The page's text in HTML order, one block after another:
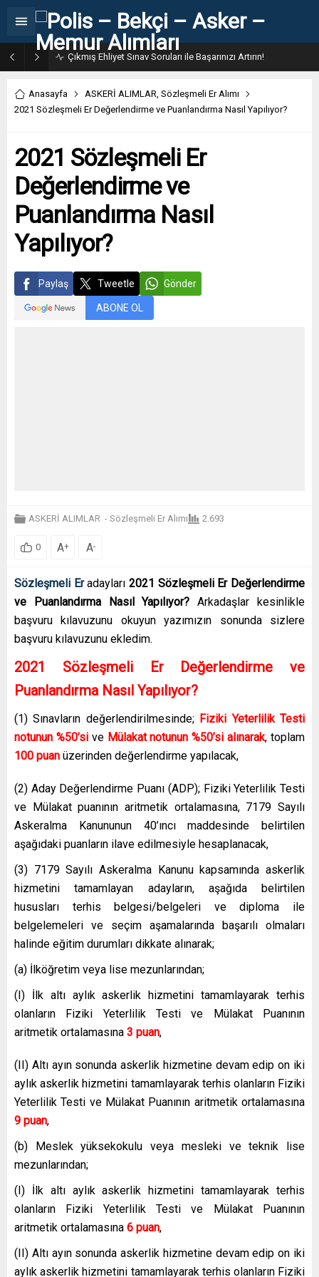
Anasayfa ASKERİ ALIMLAR, Sözleşmeli Er Alımı
2021 Sözleşmeli Er Değerlendirme ve Puanlandırma Nasıl Yapılıyor?
2021 Sözleşmeli Er
Değerlendirme ve
Puanlandırma Nasıl
Yapılıyor?
Paylaş Tweetle Gönder
ABONE OL
ASKERİ ALIMLAR - Sözleşmeli Er Alımı 2.693
0 A+ A-
Sözleşmeli Eradayları2021 Sözleşmeli Er Değerlendirme
ve Puanlandırma Nasıl Yapılıyor? Arkadaşlar kesinlikle
başvuru kılavuzunu okuyun yazımızın sonunda sizlere
başvuru kılavuzunu ekledim.
2021 Sözleşmeli Er Değerlendirme ve
Puanlandırma Nasıl Yapılıyor?
(1) Sınavların değerlendirilmesinde; Fiziki Yeterlilik Testi
notunun %50’sive Mülakat notunun %50’si alınarak, toplam
100 puan üzerinden değerlendirme yapılacak,
(2) Aday Değerlendirme Puanı (ADP); Fiziki Yeterlilik Testi
ve Mülakat puanının aritmetik ortalamasına, 7179 Sayılı
Askeralma Kanununun 40’ıncı maddesinde belirtilen
aşağıdaki puanların ilave edilmesiyle hesaplanacak,
(3) 7179 Sayılı Askeralma Kanunu kapsamında askerlik
hizmetini tamamlayan adayların, aşağıda belirtilen
hususları terhis belgesi/belgeleri ve diploma ile
belgelemeleri ve seçim aşamalarında başarılı olmaları
halinde eğitim durumları dikkate alınarak;
(a) İlköğretim veya lise mezunlarından;
(I) İlk altı aylık askerlik hizmetini tamamlayarak terhis
olanların Fiziki Yeterlilik Testi ve Mülakat Puanının
aritmetik ortalamasına 3 puan,
(II) Altı ayın sonunda askerlik hizmetine devam edip on iki
aylık askerlik hizmetini tamamlayarak terhis olanların Fiziki
Yeterlilik Testi ve Mülakat Puanının aritmetik ortalamasına
9 puan,
(b) Meslek yüksekokulu veya mesleki ve teknik lise
mezunlarından;
(I) İlk altı aylık askerlik hizmetini tamamlayarak terhis
olanların Fiziki Yeterlilik Testi ve Mülakat Puanının
aritmetik ortalamasına 6 puan,
(II) Altı ayın sonunda askerlik hizmetine devam edip on iki
aylık askerlik hizmetini tamamlayarak terhis olanların Fiziki